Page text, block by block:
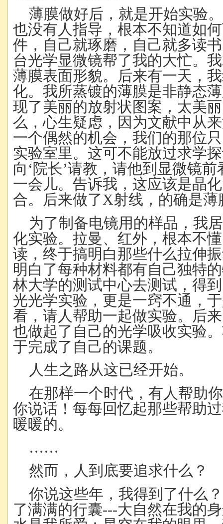
薄膜做好后，就是开始实验
也没有人指导，根本不知道如
件，自己就琢磨，自己就多读
台光学显微镜帮了我的大忙。
薄膜表面形貌。后来有一天，
化。我所蒸镀的薄膜是非静态
现了美丽的放射状图案，太美
么，心生疑虑，因为文献中从
一个偶然的机会，我们的那位
实验室里。这可不能放过求学
向‘院长’请教，请他到显微镜
一会儿。告诉我，这应该是晶
合。后来做了X射线，的确是
为了制备电镜用的样品，我
化实验。拉曼、红外，根本不
读，终于搞明白那些什么拉伸
明白了每种材料都有自己独特
林大学的测试中心去测试，得
光光学实验，更是一窍不通，
看，请人帮助一起做实验。后
也做起了自己的光学吸收实验
于完成了自己的课题。
人生之路从这已经开始。
在那样一个时代，有人帮助
你说话！每每回忆起那些帮助
暖暖的。
……
然而，人到底要追求什么？
你说这些年，我得到了什么
了满满的行囊---大自然在我的